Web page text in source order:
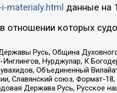
materialy.html данные на
отношении которых
Русь, Община
Нурджулар, К
Объединенный
Славянский союз, Формат-
Держава Русь, Русское